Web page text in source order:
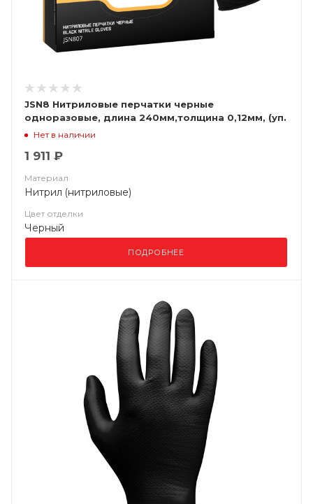
JSN8 Нитриловые перчатки черные
одноразовые, длина 240мм,толщина 0,12мм, (уп.
100шт) Jeta Safety
Нет в наличии
1 911 ₽
Материал
Нитрил (нитриловые)
Цвет отделки
Черный
ПОДРОБНЕЕ